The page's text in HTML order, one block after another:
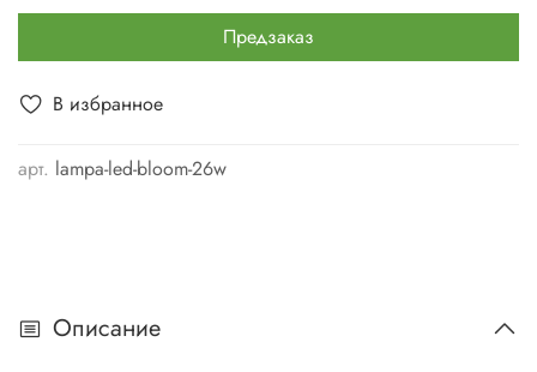
В избранное
арт. lampa-led-bloom-26w
Предзаказ
Описание